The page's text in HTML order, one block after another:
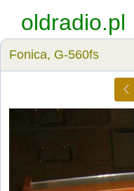
oldradio.pl
Fonica, G-560fs